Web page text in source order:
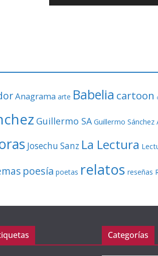
c
í
e
Anagrama arte Babelia cartoon
Guillermo SA Guillermo Sánchez
Josechu Sanz La Lectura
poesía poetas relatos reseñas
Categorías